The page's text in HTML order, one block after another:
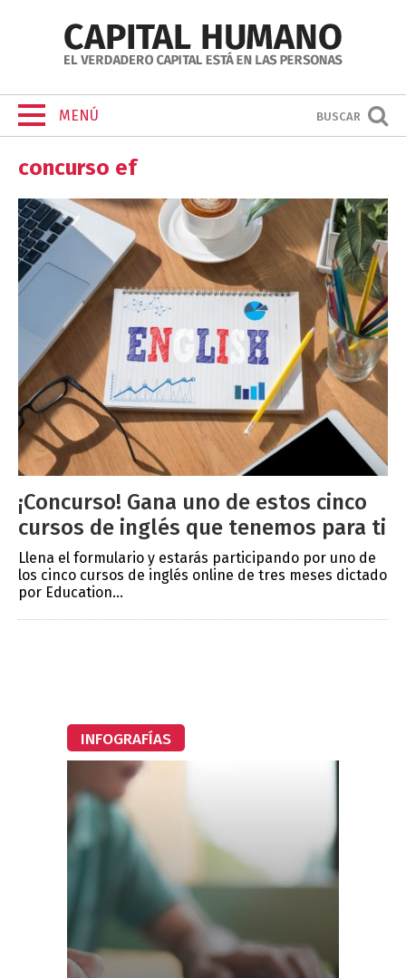
MENÚ BUSCAR
concurso ef
¡Concurso! Gana uno de estos cinco
cursos de inglés que tenemos para ti
Llena el formulario y estarás participando por uno de
los cinco cursos de inglés online de tres meses dictado
por Education...
INFOGRAFÍAS